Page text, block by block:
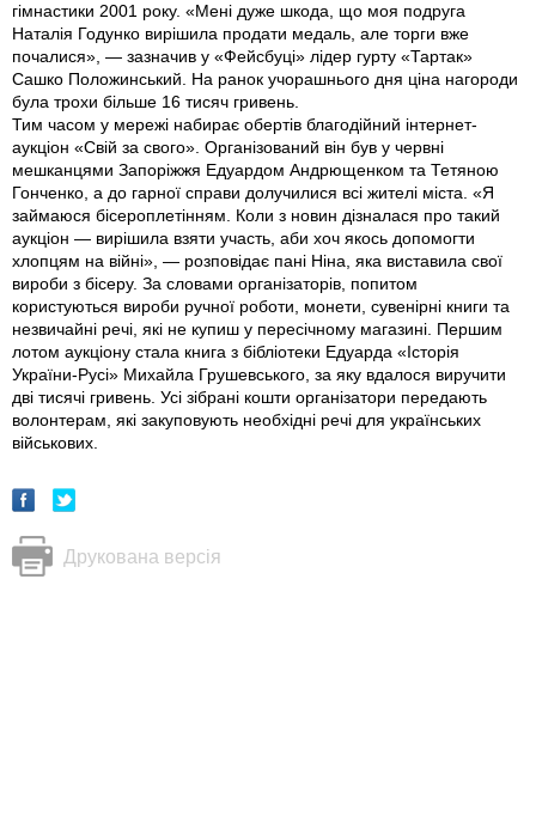
гімнастики 2001 року. «Мені дуже шкода, що моя подруга
Наталія Годунко вирішила продати медаль, але торги вже
почалися», — зазначив у «Фейсбуці» лідер гурту «Тартак»
Сашко Положинський. На ранок учорашнього дня ціна нагороди
була трохи більше 16 тисяч гривень.
Тим часом у мережі набирає обертів благодійний інтернет-
аукціон «Свій за свого». Організований він був у червні
мешканцями Запоріжжя Едуардом Андрющенком та Тетяною
Гонченко, а до гарної справи долучилися всі жителі міста. «Я
займаюся бісероплетінням. Коли з новин дізналася про такий
аукціон — вирішила взяти участь, аби хоч якось допомогти
хлопцям на війні», — розповідає пані Ніна, яка виставила свої
вироби з бісеру. За словами організаторів, попитом
користуються вироби ручної роботи, монети, сувенірні книги та
незвичайні речі, які не купиш у пересічному магазині. Першим
лотом аукціону стала книга з бібліотеки Едуарда «Історія
України-Русі» Михайла Грушевського, за яку вдалося виручити
дві тисячі гривень. Усі зібрані кошти організатори передають
волонтерам, які закуповують необхідні речі для українських
військових.
Друкована версія